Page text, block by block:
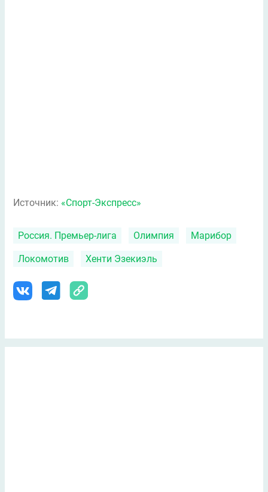
Источник: «Спорт-Экспресс»
Россия. Премьер-лига Олимпия Марибор
Локомотив Хенти Эзекиэль